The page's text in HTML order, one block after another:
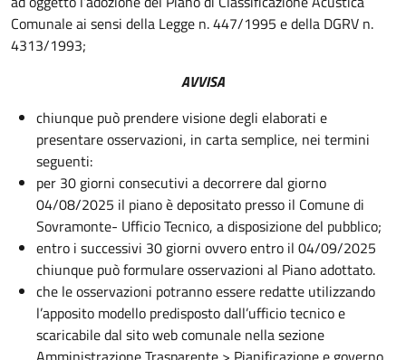
Comunale ai sensi della Legge n. 447/1995 e della DGRV n.
4313/1993;
AVVISA
chiunque può prendere visione degli elaborati e
presentare osservazioni, in carta semplice, nei termini
seguenti:
per 30 giorni consecutivi a decorrere dal giorno
04/08/2025 il piano è depositato presso il Comune di
Sovramonte- Ufficio Tecnico, a disposizione del pubblico;
entro i successivi 30 giorni ovvero entro il 04/09/2025
chiunque può formulare osservazioni al Piano adottato.
che le osservazioni potranno essere redatte utilizzando
l’apposito modello predisposto dall’ufficio tecnico e
scaricabile dal sito web comunale nella sezione